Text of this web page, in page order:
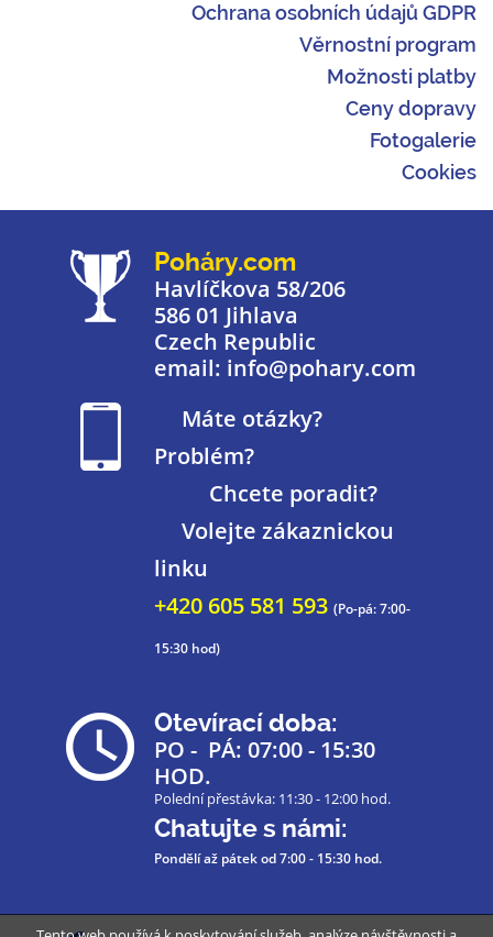
Ochrana osobních údajů GDPR
Věrnostní program
Možnosti platby
Ceny dopravy
Fotogalerie
Cookies
Poháry.com
Havlíčkova 58/206
586 01 Jihlava
Czech Republic
email: info@pohary.com
Máte otázky?
Problém?
Chcete poradit?
Volejte zákaznickou
linku
+420 605 581 593 (Po-pá: 7:00-
15:30 hod)
Otevírací doba:
PO - PÁ: 07:00 - 15:30
HOD.
Polední přestávka: 11:30 - 12:00 hod.
Chatujte s námi:
Pondělí až pátekod 7:00 - 15:30 hod.